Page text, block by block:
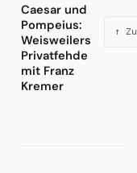
Caesar und
Pompeius:
Weisweilers
Privatfehde
mit Franz
Kremer
↑